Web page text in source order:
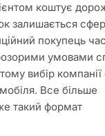
коштує
залишається
покупець
умовами
вибір компанії
Все більше
такий формат